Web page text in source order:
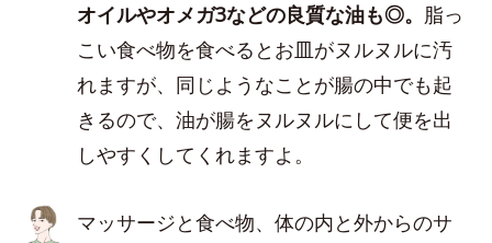
オイルやオメガ3などの良質な油も◎。 脂っ
こい食べ物を食べるとお皿がヌルヌルに汚
れますが、同じようなことが腸の中でも起
きるので、油が腸をヌルヌルにして便を出
しやすくしてくれますよ。
マッサージと食べ物、体の内と外からのサ